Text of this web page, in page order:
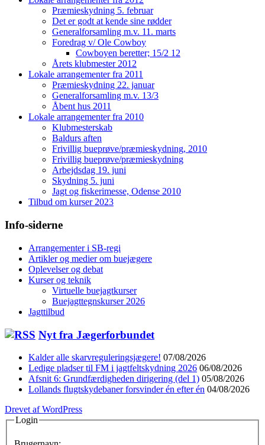
Præmieskydning 5. februar
Det er godt at kende sine rødder
Generalforsamling m.v. 11. marts
Foredrag v/ Ole Cowboy
Cowboyen beretter; 15/2 12
Årets klubmester 2012
Lokale arrangementer fra 2011
Præmieskydning 22. januar
Generalforsamling m.v. 13/3
Åbent hus 2011
Lokale arrangementer fra 2010
Klubmesterskab
Baldurs aften
Frivillig bueprøve/præmieskydning, 2010
Frivillig bueprøve/præmieskydning
Arbejdsdag 19. juni
Skydning 5. juni
Jagt og fiskerimesse, Odense 2010
Tilbud om kurser 2023
Info-siderne
Arrangementer i SB-regi
Artikler og medier om buejægere
Oplevelser og debat
Kurser og teknik
Virtuelle buejagtkurser
Buejagttegnskurser 2026
Jagttilbud
Nyt fra Jægerforbundet
Kalder alle skarvreguleringsjægere! 07/08/2026
Ledige pladser til FM i jagtfeltskydning 2026 06/08/2026
Afsnit 6: Grundfærdigheden dirigering (del 1) 05/08/2026
Lollands flugtskydebaner forsvinder én efter én 04/08/2026
Drevet af WordPress
Login